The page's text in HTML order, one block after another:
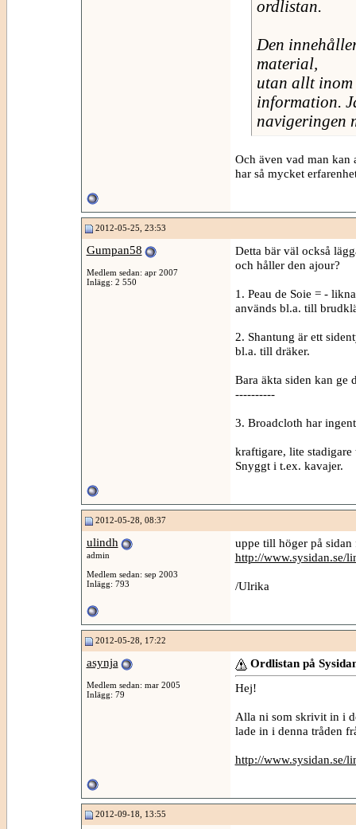
ordlistan.
Den
material,
utan allt inom
information.
navigeringen
Och även vad man kan
har så mycket
2012-05-25, 23:53
Gumpan58
Medlem sedan: apr 2007
Inlägg: 2 550
Detta bär väl också
och håller den ajour?
1. Peau de Soie = -
används bl.a. till
2. Shantung är ett
bl.a. till dräker.
Bara äkta siden kan ge
----------
3. Broadcloth har
kraftigare, lite
Snyggt i t.ex. kavajer.
2012-05-28, 08:37
ulindh
admin
Medlem sedan: sep 2003
Inlägg: 793
uppe till höger på
http://www.sysidan.se/
/Ulrika
2012-05-28, 17:22
asynja
Medlem sedan: mar 2005
Inlägg: 79
Ordlistan på
Hej!
Alla ni som skrivit in i
lade in i denna tråden
http://www.sysidan.se/
2012-09-18, 13:55